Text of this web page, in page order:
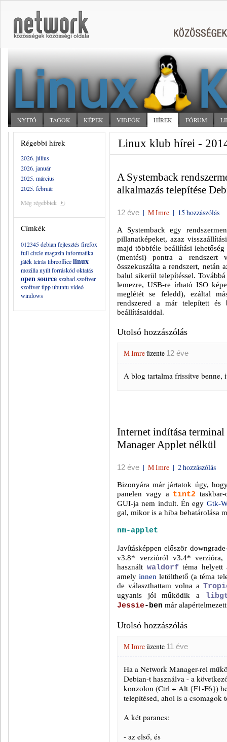
NYITÓ TAGOK KÉPEK VIDEÓK HÍREK FÓRUM
Régebbi hírek
2026. július
2026. január
2025. március
2025. február
Még régebbiek
Címkék
012345debian fejlesztésfirefox
full circle magazin informatika
játékleíráslibreofficelinux
mozillanyílt forráskódoktatás
open source szabad szoftver
szoftvertippubuntu videó
windows
Linux klub hírei -
A Systemback
alkalmazás telepítése
12 éve | M Imre | 15 hozzászólás
A Systemback egy
pillanatképeket, azaz
majd többféle beállítási
(mentési) pontra a rendszert
összekuszálta a rendszert, netán
balul sikerül telepítéssel.
lemezre, USB-re írható ISO
meglétét se feledd), ezáltal
rendszered a már telepített és
beállításaiddal.
Utolsó hozzászólás
M Imreüzente 12 éve
A blog tartalma frissítve
Internet indítása
Manager Applet nélkül
12 éve | M Imre | 2 hozzászólás
Bizonyára már jártatok úgy,
panelen vagy a tint2
GUI-ja nem indult. Én egy Gtk-
gal, mikor is a hiba behatárolása
nm-applet
Javításképpen először
v3.8* verzióról v3.4* verzióra,
használt waldorftéma
amely innen letölthető (a téma
de választhattam volna a
ugyanis jól működik a
Jessie-ben már
Utolsó hozzászólás
M Imreüzente 11 éve
Ha a Network Manager-rel
Debian-t használva - a
konzolon (Ctrl + Alt {F1-F6})
telepítésed, ahol is a csomagok
A két parancs:
- az első, és